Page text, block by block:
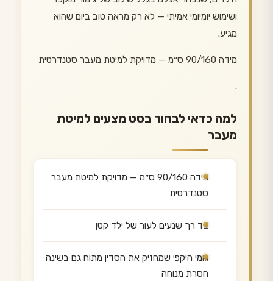
ושימוש יומיומי אמיתי — לא רק מראה טוב ביום שהוא
מגיע.
מידה 90/160 ס״מ — מדויקת למיטת מעבר סטנדרטית
.
למה כדאי לבחור בסט מצעים למיטת
מעבר
מידה 90/160 ס״מ — מדויקת למיטת מעבר
סטנדרטית
בד רך שנעים לעור של ילד קטן
גומי היקפי שמחזיק את הסדין מתוח גם בשינה
חסרת מנוחה